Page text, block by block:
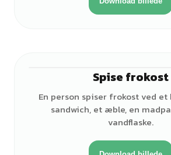
Spise frokost
En person spiser frokost ved et
sandwich, et æble, en
vandflaske.